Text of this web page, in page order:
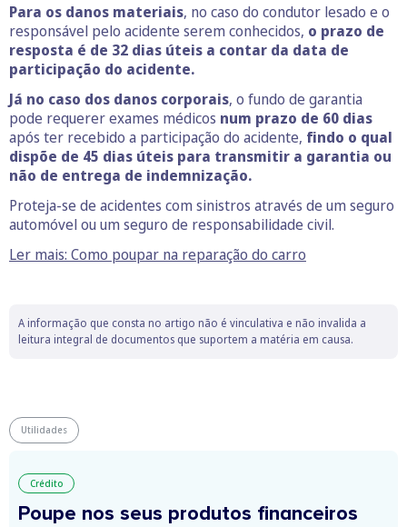
Para os danos materiais, no caso do condutor lesado e o
responsável pelo acidente serem conhecidos, o prazo de
resposta é de 32 dias úteis a contar da data de
participação do acidente.
Já no caso dos danos corporais, o fundo de garantia
pode requerer exames médicos num prazo de 60 dias
após ter recebido a participação do acidente, findo o qual
dispõe de 45 dias úteis para transmitir a garantia ou
não de entrega de indemnização.
Proteja-se de acidentes com sinistros através de um seguro
automóvel ou um seguro de responsabilidade civil.
Ler mais: Como poupar na reparação do carro
A informação que consta no artigo não é vinculativa e não invalida a
leitura integral de documentos que suportem a matéria em causa.
Utilidades
Crédito
Poupe nos seus produtos financeiros